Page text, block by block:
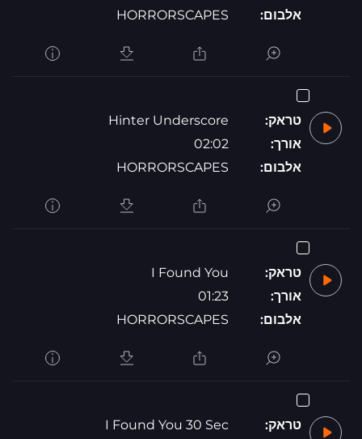
אלבום:
HORRORSCAPES
טראק:
Hinter Underscore
אורך:
02:02
אלבום:
HORRORSCAPES
טראק:
I Found You
אורך:
01:23
אלבום:
HORRORSCAPES
טראק:
I Found You 30 Sec